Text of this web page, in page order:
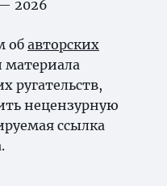
2026
об авторских
ругательств,
нецензурную
ссылка